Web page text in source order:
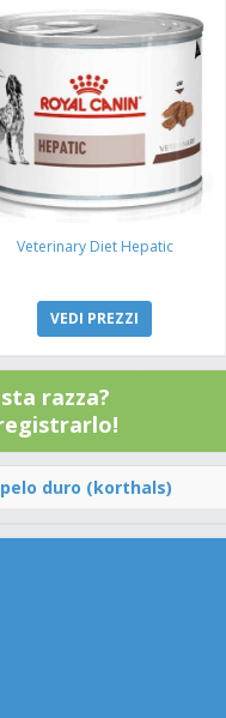
Veterinary Diet Hepatic
VEDI PREZZI
razza?
duro (korthals)